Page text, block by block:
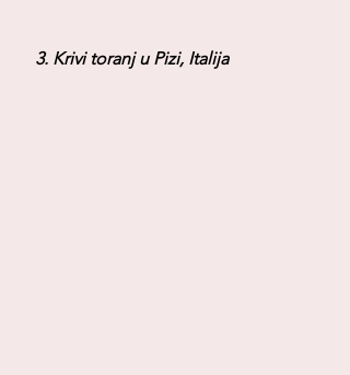
3. Krivi toranj u Pizi, Italija